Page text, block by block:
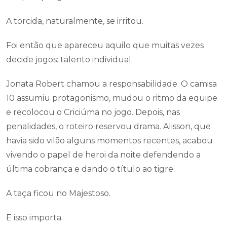
A torcida, naturalmente, se irritou.
Foi então que apareceu aquilo que muitas vezes
decide jogos: talento individual.
Jonata Robert chamou a responsabilidade. O camisa
10 assumiu protagonismo, mudou o ritmo da equipe
e recolocou o Criciúma no jogo. Depois, nas
penalidades, o roteiro reservou drama. Alisson, que
havia sido vilão alguns momentos recentes, acabou
vivendo o papel de heroi da noite defendendo a
última cobrança e dando o título ao tigre.
A taça ficou no Majestoso.
E isso importa.